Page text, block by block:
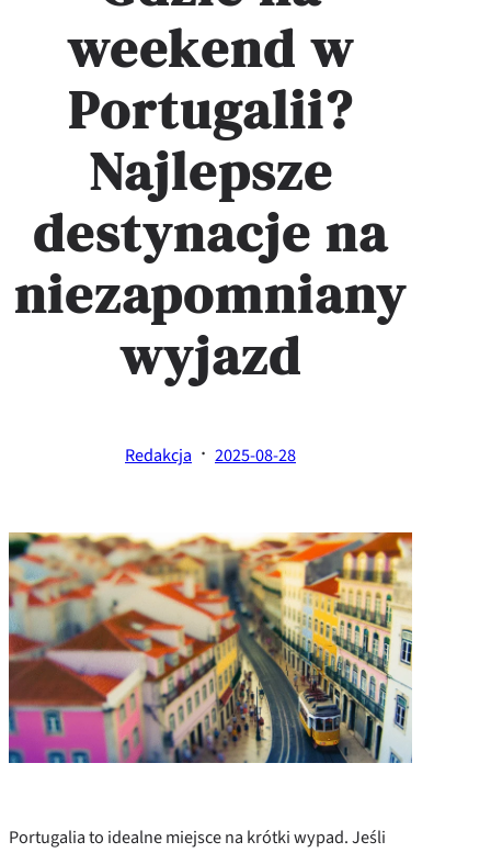
weekend w
Portugalii?
Najlepsze
destynacje na
niezapomniany
wyjazd
Redakcja · 2025-08-28
Portugalia to idealne miejsce na krótki wypad. Jeśli